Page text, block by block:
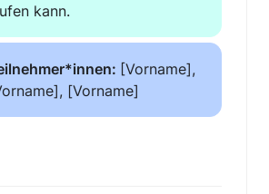
kann.
[Vorname],
[Vorname]